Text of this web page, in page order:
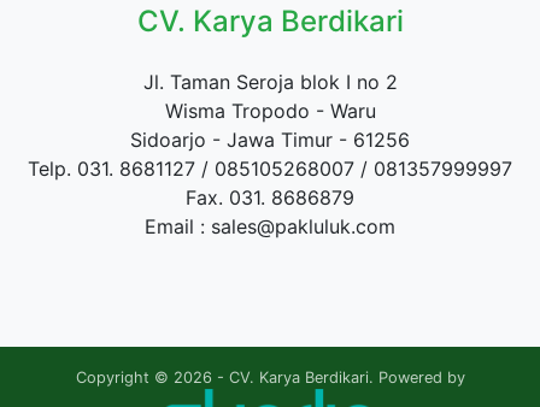
CV. Karya Berdikari
Jl. Taman Seroja blok I no 2
Wisma Tropodo - Waru
Sidoarjo - Jawa Timur - 61256
Telp. 031. 8681127 / 085105268007 / 081357999997
Fax. 031. 8686879
Email : sales@pakluluk.com
Copyright © 2026 - CV. Karya Berdikari. Powered by